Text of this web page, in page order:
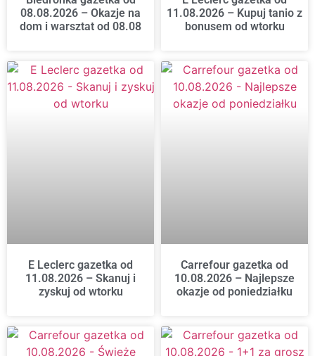
08.08.2026 – Okazje na
dom i warsztat od 08.08
11.08.2026 – Kupuj tanio z
bonusem od wtorku
E Leclerc gazetka od
11.08.2026 – Skanuj i
zyskuj od wtorku
Carrefour gazetka od
10.08.2026 – Najlepsze
okazje od poniedziałku